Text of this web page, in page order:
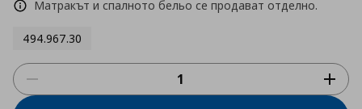
Матракът и спалното бельо се продават отделно.
494.967.30